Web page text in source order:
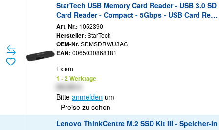
StarTech USB Memory Card Reader - USB 3.0 SD
Card Reader - Compact - 5Gbps - USB Card Rea
der - MicroSD USB Adapter - Kartenleser (MMC,
SD, microSD, SDHC, microSDHC, SDXC, microSD
XC) - USB 3.0/USB-C
Art. Nr.: 1052390
Hersteller: StarTech
OEM-Nr.SDMSDRWU3AC
EAN: 0065030868181
Extern
1 - 2 Werktage
Bitte anmelden um
Preise zu sehen
Lenovo ThinkCentre M.2 SSD Kit III - Speicher-In